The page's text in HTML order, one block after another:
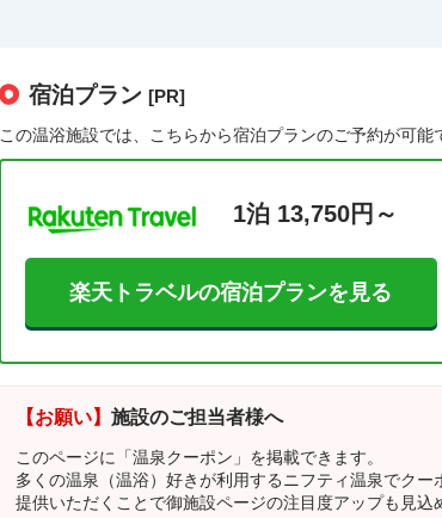
宿泊プラン [PR]
この温浴施設では、こちらから宿泊プランのご予約が可能
1泊 13,750円～
楽天トラベルの宿泊プランを見る
【お願い】 施設のご担当者様へ
このページに「温泉クーポン」を掲載できます。
多くの温泉（温浴）好きが利用するニフティ温泉でクー
提供いただくことで御施設ページの注目度アップも見込